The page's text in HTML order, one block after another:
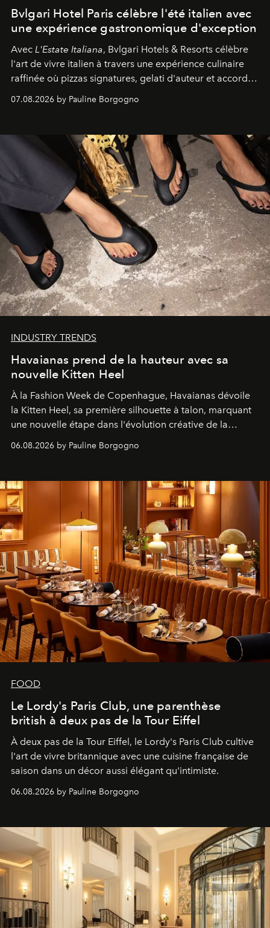
Bvlgari Hotel Paris célèbre l'été italien avec
une expérience gastronomique d'exception
Avec L'Estate Italiana, Bvlgari Hotels & Resorts célèbre
l'art de vivre italien à travers une expérience culinaire
raffinée où pizzas signatures, gelati d'auteur et accords
d'exception composent un véritable voyage sensoriel.
07.08.2026 by Pauline Borgogno
INDUSTRY TRENDS
Havaianas prend de la hauteur avec sa
nouvelle Kitten Heel
À la Fashion Week de Copenhague, Havaianas dévoile
la Kitten Heel, sa première silhouette à talon, marquant
une nouvelle étape dans l'évolution créative de la
06.08.2026 by Pauline Borgogno
FOOD
Le Lordy's Paris Club, une parenthèse
british à deux pas de la Tour Eiffel
À deux pas de la Tour Eiffel, le Lordy's Paris Club cultive
l'art de vivre britannique avec une cuisine française de
saison dans un décor aussi élégant qu'intimiste.
06.08.2026 by Pauline Borgogno